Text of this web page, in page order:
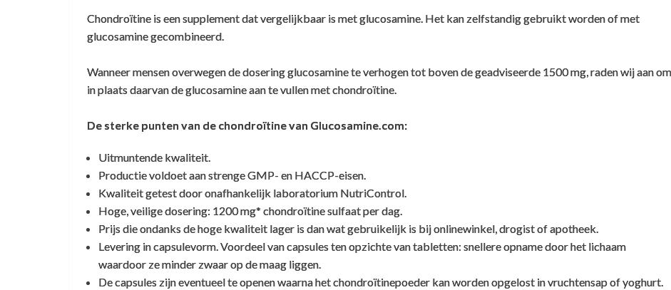
Chondroïtine is een supplement dat vergelijkbaar is met glucosamine. Het kan zelfstandig gebruikt worden of met
glucosamine gecombineerd.
Wanneer mensen overwegen de dosering glucosamine te verhogen tot boven de geadviseerde 1500 mg, raden wij aan om
in plaats daarvan de glucosamine aan te vullen met chondroïtine.
De sterke punten van de chondroïtine van Glucosamine.com:
Uitmuntende kwaliteit.
Productie voldoet aan strenge GMP- en HACCP-eisen.
Kwaliteit getest door onafhankelijk laboratorium NutriControl.
Hoge, veilige dosering: 1200 mg* chondroïtine sulfaat per dag.
Prijs die ondanks de hoge kwaliteit lager is dan wat gebruikelijk is bij onlinewinkel, drogist of apotheek.
Levering in capsulevorm. Voordeel van capsules ten opzichte van tabletten: snellere opname door het lichaam
waardoor ze minder zwaar op de maag liggen.
De capsules zijn eventueel te openen waarna het chondroïtinepoeder kan worden opgelost in vruchtensap of yoghurt.
Geven goed advies
Henriette Heijne,9 mei 2023
Vertrouwde website, geven goed advies en
Klant Vraag:
Ik heb een vraag mbt het onderdeel Chondroitine. Dit is vanuit kraakbeen van runderen gewonnen. Hoe zit dit met
specialist op dit gebied: Bioiberica. Deze chondroïtine is 'the real deal'; hetzelfde materiaal als wat in de meeste
- Chondroïtine is geen eiwit zoals prionen zijn (prionen zijn de 'verkeerd gevouwen' eiwitten die BSE veroorzaken).
- Chondroitine is verkregen door een enzymatische hydrolyse van kraakbeenweefsel. Kraakbeenweefsel behoort
(geen detecteerbare bron van BSE infectiegevaar) van dierlijke grondstoffen.
- Het gebruikte kraakbeen komt van dieren uit landen die niet genoemd worden in document 9CFR94.18 van de